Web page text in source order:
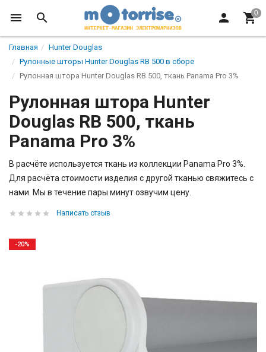
Главная
Hunter Douglas
Рулонные шторы Hunter Douglas RB 500 в сборе
Рулонная штора Hunter Douglas RB 500, ткань Panama Pro 3%
Рулонная штора Hunter
Douglas RB 500, ткань
Panama Pro 3%
В расчёте используется ткань из коллекции Panama Pro 3%​.
Для расчёта стоимости изделия с другой тканью​ свяжитесь с
нами. Мы в течение пары минут озвучим цену.
Написать отзыв
-20%